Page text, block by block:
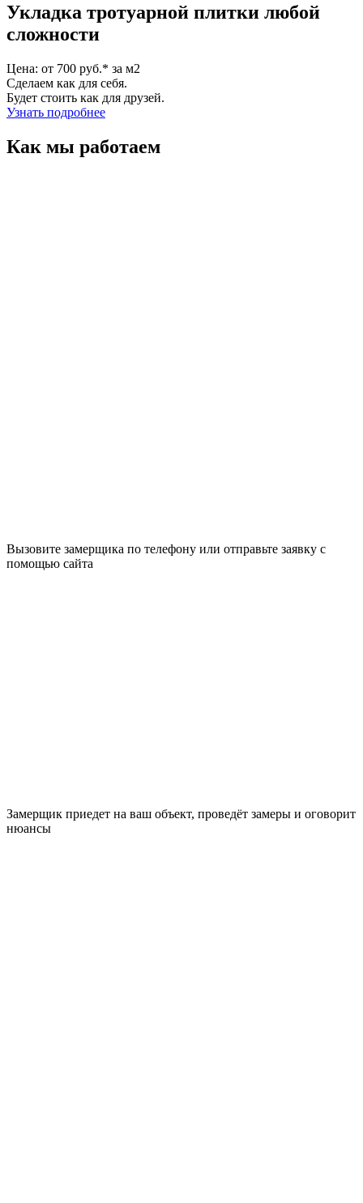
Укладка тротуарной плитки любой
сложности
Цена: от 700 руб.* за м2
Сделаем как для себя.
Будет стоить как для друзей.
Узнать подробнее
Как мы работаем
Вызовите замерщика по телефону или отправьте заявку с
помощью сайта
Замерщик приедет на ваш объект, проведёт замеры и оговорит
нюансы